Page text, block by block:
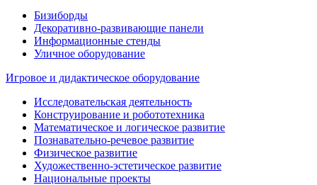
Бизиборды
Декоративно-развивающие панели
Информационные стенды
Уличное оборудование
Игровое и дидактическое оборудование
Исследовательская деятельность
Конструирование и робототехника
Математическое и логическое развитие
Познавательно-речевое развитие
Физическое развитие
Художественно-эстетическое развитие
Национальные проекты